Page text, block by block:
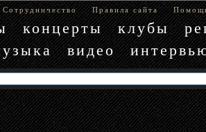
Сотрудничество Правила сайта
концерты клубы
видео